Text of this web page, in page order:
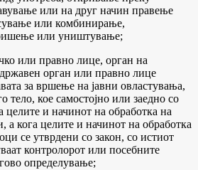
или на друг начин правење
или комбинирање,
или уништување;
или правно лице, орган на
орган или правно лице
за вршење на јавни овластувања,
тело, кое самостојно или заедно со
целите и начинот на обработка на
а кога целите и начинот на обработка
се утврдени со закон, со истиот
контролорот или посебните
определување;